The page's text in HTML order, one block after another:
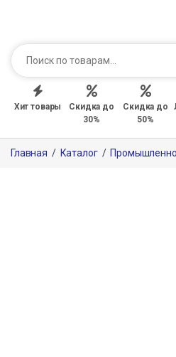
Хит товары
Скидка до
30%
Скидка до
50%
Главная / Каталог /